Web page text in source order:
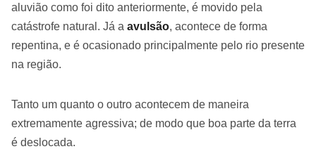
aluvião como foi dito anteriormente, é movido pela
catástrofe natural. Já a avulsão, acontece de forma
repentina, e é ocasionado principalmente pelo rio presente
na região.
Tanto um quanto o outro acontecem de maneira
extremamente agressiva; de modo que boa parte da terra
é deslocada.